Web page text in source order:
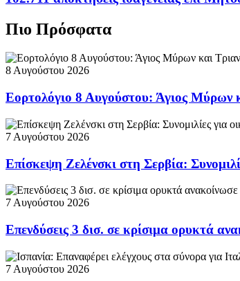
Πιο Πρόσφατα
8 Αυγούστου 2026
Εορτολόγιο 8 Αυγούστου: Άγιος Μύρων
7 Αυγούστου 2026
Επίσκεψη Ζελένσκι στη Σερβία:
7 Αυγούστου 2026
Επενδύσεις 3 δισ. σε κρίσιμα ορυκτά
7 Αυγούστου 2026